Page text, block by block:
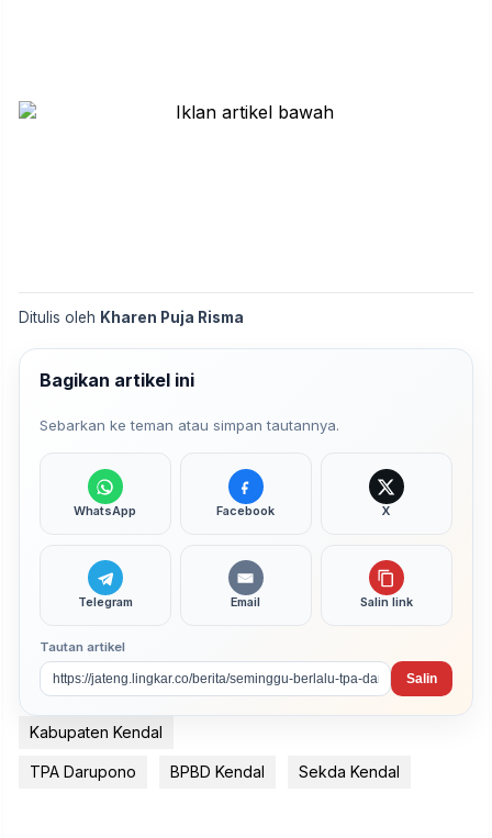
Ditulis oleh Kharen Puja Risma
Bagikan artikel ini
Sebarkan ke teman atau simpan tautannya.
WhatsApp Facebook X
Telegram Email Salin link
Tautan artikel
Salin
Kabupaten Kendal
TPA Darupono BPBD Kendal Sekda Kendal